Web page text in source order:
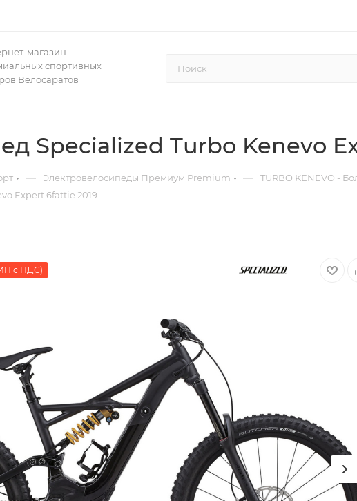
магазин
спортивных
Велосаратов
Specialized Turbo Kenevo
— Электровелосипеды Премиум Premium — TURBO KENEVO -
Expert 6fattie 2019
с НДС)